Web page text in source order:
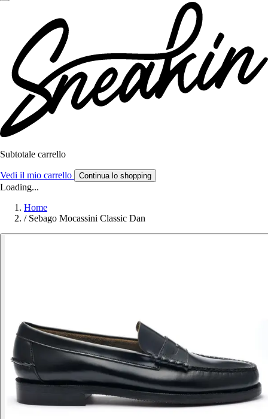
Subtotale carrello
Vedi il mio carrello Continua lo shopping
Loading...
Home
/ Sebago Mocassini Classic Dan